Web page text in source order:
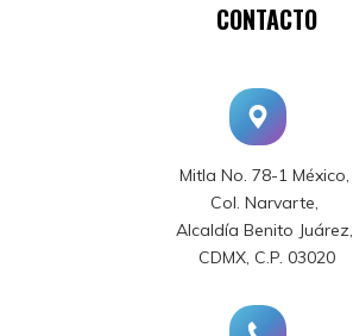
CONTACTO
Mitla No. 78-1 México,
Col. Narvarte,
Alcaldía Benito Juárez,
CDMX, C.P. 03020